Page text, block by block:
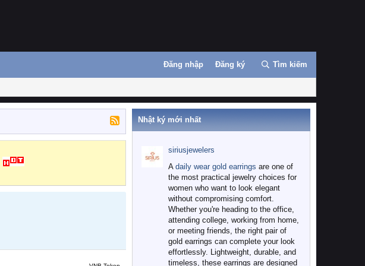
Đăng nhập Đăng ký Tìm kiếm
Nhật ký mới nhất
siriusjewelers
A daily wear gold earrings are one of
the most practical jewelry choices for
women who want to look elegant
without compromising comfort.
Whether you're heading to the office,
attending college, working from home,
or meeting friends, the right pair of
gold earrings can complete your look
effortlessly. Lightweight, durable, and
timeless, these earrings are designed